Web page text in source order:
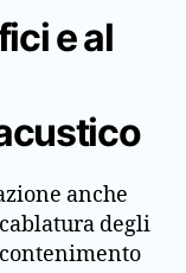
e al
anche
degli